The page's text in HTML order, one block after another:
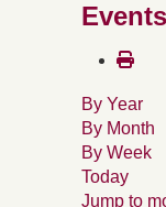
By Year
By Month
By Week
Today
Jump to